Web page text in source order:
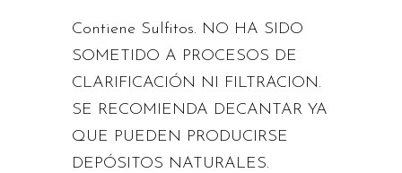
Contiene Sulfitos. NO HA SIDO
SOMETIDO A PROCESOS DE
CLARIFICACIÓN NI FILTRACION.
SE RECOMIENDA DECANTAR YA
QUE PUEDEN PRODUCIRSE
DEPÓSITOS NATURALES.